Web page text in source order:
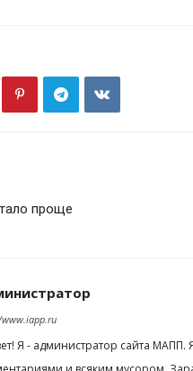
проще
Я - администратор сайта